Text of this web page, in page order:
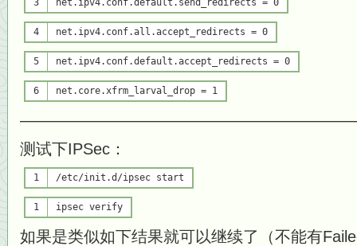
3 net.ipv4.conf.default.send_redirects = 0
4 net.ipv4.conf.all.accept_redirects = 0
5 net.ipv4.conf.default.accept_redirects = 0
6 net.core.xfrm_larval_drop = 1
测试下IPSec：
1 /etc/init.d/ipsec start
1 ipsec verify
如果是类似如下结果就可以继续了（不能有